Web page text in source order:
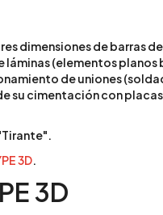
dimensiones de barras
(elementos planos
de uniones
su cimentación con
3D.
3D